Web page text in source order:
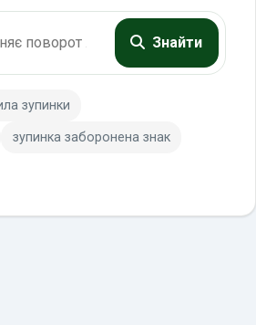
Знайти
зупинки
зупинка заборонена знак